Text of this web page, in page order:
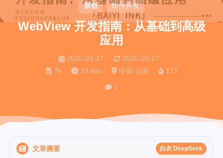
原创 软件开发
WebView 开发指南：从基础到高级
应用
2025-03-17
2025-03-17
7k
33 min 中国·山东
177
1
文章摘要 白衣 DeepSeek